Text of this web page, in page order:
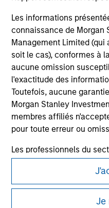
Les informations
connaissance de Morgan
Management Limited
soit le cas), conformes à
aucune omission
l'exactitude des
Toutefois, aucune
Morgan Stanley
membres affiliés
pour toute erreur ou
Les professionnels du
de respecter certaines
empêcher l’utilisation de
fins de blanchiment
procédure
Je
Morgan Stanley
Morgan Stanley Careers
Ce document est une